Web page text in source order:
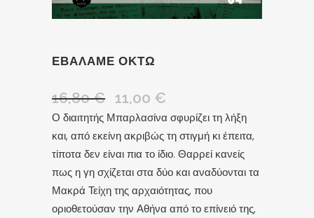
ΕΒΑΛΑΜΕ ΟΚΤΩ
16,80€ 11,00 €
Ο διαιτητής Μπαρλασίνα σφυρίζει τη λήξη
και, από εκείνη ακριβώς τη στιγμή κι έπειτα,
τίποτα δεν είναι πια το ίδιο. Θαρρεί κανείς
πως η γη σχίζεται στα δύο και αναδύονται τα
Μακρά Τείχη της αρχαιότητας, που
οριοθετούσαν την Αθήνα από το επίνειό της,